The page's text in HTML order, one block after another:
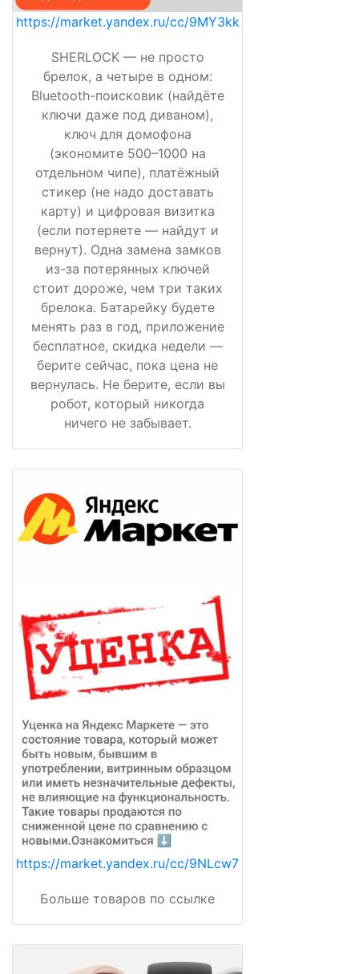
https://market.yandex.ru/cc/9MY3kk
SHERLOCK — не просто
брелок, а четыре в одном:
Bluetooth-поисковик (найдёте
ключи даже под диваном),
ключ для домофона
(экономите 500–1000 на
отдельном чипе), платёжный
стикер (не надо доставать
карту) и цифровая визитка
(если потеряете — найдут и
вернут). Одна замена замков
из-за потерянных ключей
стоит дороже, чем три таких
брелока. Батарейку будете
менять раз в год, приложение
бесплатное, скидка недели —
берите сейчас, пока цена не
вернулась. Не берите, если вы
робот, который никогда
ничего не забывает.
https://market.yandex.ru/cc/9NLcw7
Больше товаров по ссылке